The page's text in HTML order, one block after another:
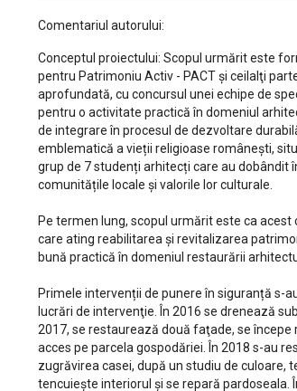
Comentariul autorului:
Conceptul proiectului: Scopul urmărit este
pentru Patrimoniu Activ - PACT și ceilalţi
aprofundată, cu concursul unei echipe de
pentru o activitate practică în domeniul
de integrare în procesul de dezvoltare
emblematică a vieții religioase românești,
grup de 7 studenți arhitecți care au dobândit
comunitățile locale și valorile lor culturale.
Pe termen lung, scopul urmărit este ca
care ating reabilitarea și revitalizarea
bună practică în domeniul restaurării
Primele intervenții de punere în siguranță s-
lucrări de intervenţie. În 2016 se drenează
2017, se restaurează două faţade, se
acces pe parcela gospodăriei. În 2018 s-au
zugrăvirea casei, după un studiu de culoare,
tencuieşte interiorul şi se repară pardoseala.